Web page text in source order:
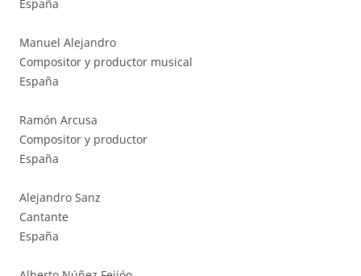
España
Manuel Alejandro
Compositor y productor musical
España
Ramón Arcusa
Compositor y productor
España
Alejandro Sanz
Cantante
España